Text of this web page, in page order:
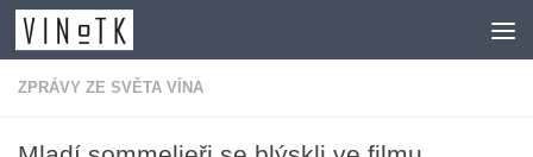
Skip to content
ZPRÁVY ZE SVĚTA VÍNA